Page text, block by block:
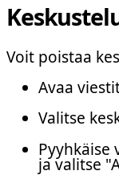
Voit poistaa
Avaa
Valitse
Pyyhkäise
ja valitse